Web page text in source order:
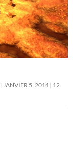
JANVIER 5, 2014 12